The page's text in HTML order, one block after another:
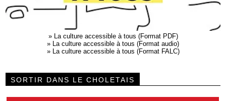
»
La culture accessible à tous (Format PDF)
»
La culture accessible à tous (Format audio)
»
La culture accessible à tous (Format FALC)
SORTIR DANS LE CHOLETAIS